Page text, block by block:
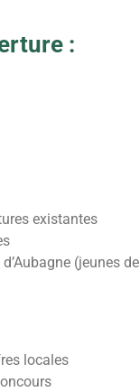
:
existantes
(jeunes de
locales